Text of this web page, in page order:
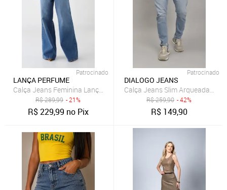
Patrocinado
LANÇA PERFUME
Calça Jeans Feminina Lança Perfume Wide Leg Azul Médio
R$289,99 - 21%
R$229,99 no Pix
Patrocinado
DIALOGO JEANS
Calça Jeans Slim Arqueada
R$259,90 - 42%
R$ 149,90